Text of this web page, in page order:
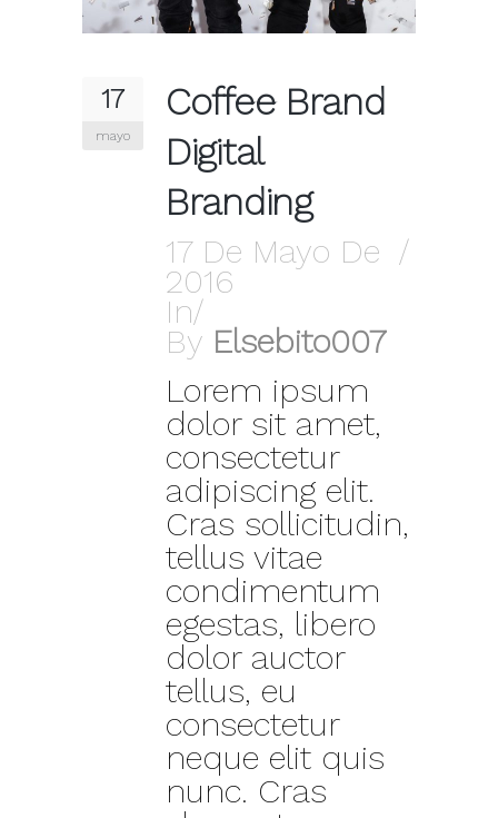
17
mayo
Coffee Brand
Digital
Branding
17 De Mayo De
2016
In
By Elsebito007
Lorem ipsum
dolor sit amet,
consectetur
adipiscing elit.
Cras sollicitudin,
tellus vitae
condimentum
egestas, libero
dolor auctor
tellus, eu
consectetur
neque elit quis
nunc. Cras